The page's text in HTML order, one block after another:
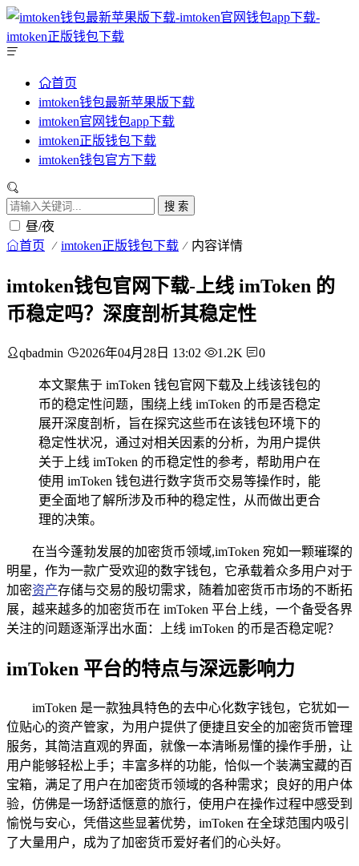
首页
imtoken钱包最新苹果版下载
imtoken官网钱包app下载
imtoken正版钱包下载
imtoken钱包官方下载
搜 索
昼/夜
首页 imtoken正版钱包下载 内容详情
imtoken钱包官网下载-上线 imToken 的
币稳定吗？深度剖析其稳定性
qbadmin 2026年04月28日 13:02 1.2K 0
本文聚焦于 imToken 钱包官网下载及上线该钱包的
币的稳定性问题，围绕上线 imToken 的币是否稳定
展开深度剖析，旨在探究这些币在该钱包环境下的
稳定性状况，通过对相关因素的分析，为用户提供
关于上线 imToken 的币稳定性的参考，帮助用户在
使用 imToken 钱包进行数字货币交易等操作时，能
更全面地了解所涉及币种的稳定性，从而做出更合
理的决策。
在当今蓬勃发展的加密货币领域,imToken 宛如一颗璀璨的
明星，作为一款广受欢迎的数字钱包，它承载着众多用户对于
加密资产存储与交易的殷切需求，随着加密货币市场的不断拓
展，越来越多的加密货币在 imToken 平台上线，一个备受各界
关注的问题逐渐浮出水面：上线 imToken 的币是否稳定呢？
imToken 平台的特点与深远影响力
imToken 是一款独具特色的去中心化数字钱包，它犹如一
位贴心的资产管家，为用户提供了便捷且安全的加密货币管理
服务，其简洁直观的界面，就像一本清晰易懂的操作手册，让
用户能够轻松上手；丰富多样的功能，恰似一个装满宝藏的百
宝箱，满足了用户在加密货币领域的各种需求；良好的用户体
验，仿佛是一场舒适惬意的旅行，使用户在操作过程中感受到
愉悦与安心，凭借这些显著优势，imToken 在全球范围内吸引
了大量用户，成为了加密货币爱好者们的心头好。